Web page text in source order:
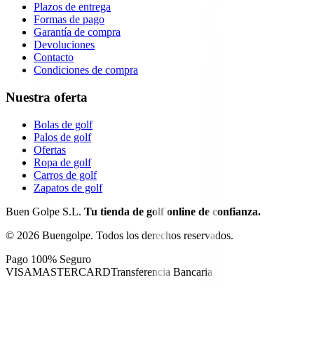
Plazos de entrega
Formas de pago
Garantía de compra
Devoluciones
Contacto
Condiciones de compra
Nuestra oferta
Bolas de golf
Palos de golf
Ofertas
Ropa de golf
Carros de golf
Zapatos de golf
Buen Golpe S.L. Tu tienda de golf online de confianza.
© 2026 Buengolpe. Todos los derechos reservados.
Pago 100% Seguro
VISAMASTERCARDTransferencia Bancaria